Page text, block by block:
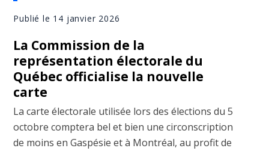
Publié le 14 janvier 2026
La Commission de la
représentation électorale du
Québec officialise la nouvelle
carte
La carte électorale utilisée lors des élections du 5
octobre comptera bel et bien une circonscription
de moins en Gaspésie et à Montréal, au profit de